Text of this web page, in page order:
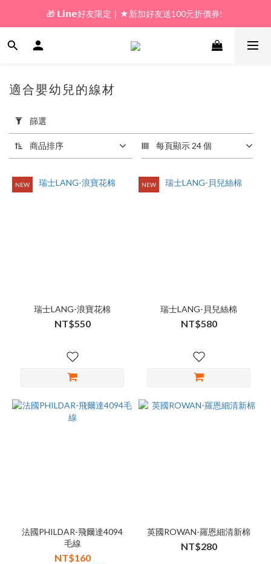
🎁 新好友購物金｜★加入新會員領券送100元!
🎁 𝗟𝗶𝗻𝗲好友限定｜★新加好友送100元折價券!
🎁 新好友購物金｜★加入新會員領券送100元!
套
篩
選
(0/20)
價格
(NT$)
適合嬰幼兒的線材
篩選
商品排序 每頁顯示 24 個
NEW
瑞士LANG-浪寶花棉
NT$550
NEW
瑞士LANG-貝兒絲棉
NT$580
法國PHILDAR-飛爾達4094
毛線
NT$160
英國ROWAN-羅恩細清新棉
NT$280